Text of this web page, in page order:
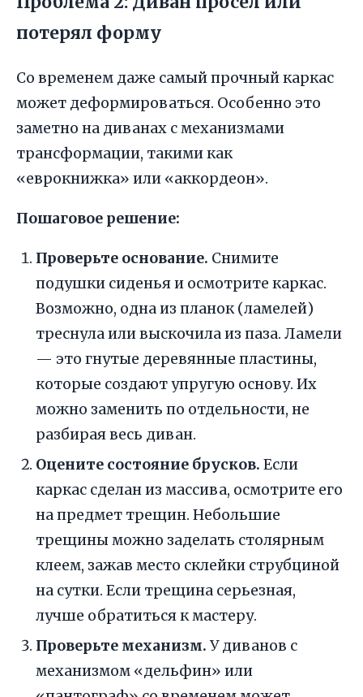
потерял форму
Со временем даже самый прочный каркас
может деформироваться. Особенно это
заметно на диванах с механизмами
трансформации, такими как
«еврокнижка» или «аккордеон».
Пошаговое решение:
Проверьте основание. Снимите
подушки сиденья и осмотрите каркас.
Возможно, одна из планок (ламелей)
треснула или выскочила из паза. Ламели
— это гнутые деревянные пластины,
которые создают упругую основу. Их
можно заменить по отдельности, не
разбирая весь диван.
Оцените состояние брусков. Если
каркас сделан из массива, осмотрите его
на предмет трещин. Небольшие
трещины можно заделать столярным
клеем, зажав место склейки струбциной
на сутки. Если трещина серьезная,
лучше обратиться к мастеру.
Проверьте механизм. У диванов с
механизмом «дельфин» или